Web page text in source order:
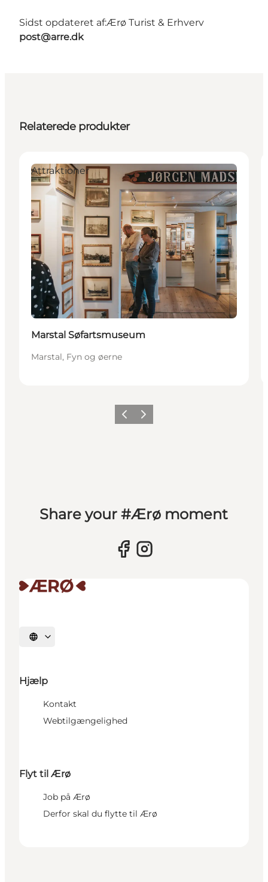
Sidst opdateret af:Ærø Turist & Erhverv
post@arre.dk
Relaterede produkter
Attraktioner
Marstal Søfartsmuseum
Marstal, Fyn og øerne
ForrigeNæste
Share your #Ærø moment
Vælg sprog
Hjælp
Kontakt
Webtilgængelighed
Flyt til Ærø
Job på Ærø
Derfor skal du flytte til Ærø